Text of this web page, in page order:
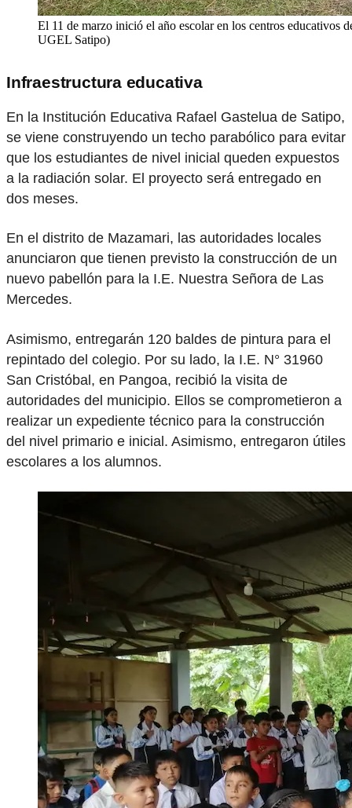
El 11 de marzo inició el año escolar en los centros educativos
UGEL Satipo)
Infraestructura educativa
En la Institución Educativa Rafael Gastelua de Satipo,
se viene construyendo un techo parabólico para evitar
que los estudiantes de nivel inicial queden expuestos
a la radiación solar. El proyecto será entregado en
dos meses.
En el distrito de Mazamari, las autoridades locales
anunciaron que tienen previsto la construcción de un
nuevo pabellón para la I.E. Nuestra Señora de Las
Mercedes.
Asimismo, entregarán 120 baldes de pintura para el
repintado del colegio. Por su lado, la I.E. N° 31960
San Cristóbal, en Pangoa, recibió la visita de
autoridades del municipio. Ellos se comprometieron a
realizar un expediente técnico para la construcción
del nivel primario e inicial. Asimismo, entregaron útiles
escolares a los alumnos.